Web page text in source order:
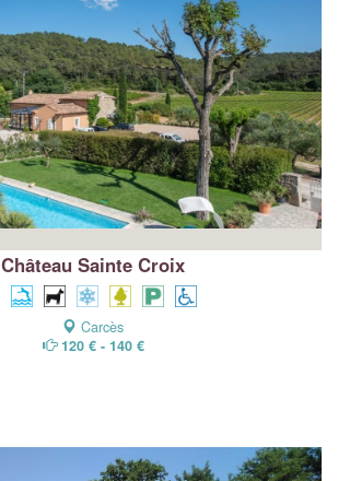
Château Sainte Croix
Carcès
120 € - 140 €